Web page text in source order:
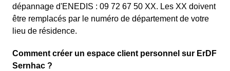
dépannage d'ENEDIS : 09 72 67 50 XX. Les XX doivent
être remplacés par le numéro de département de votre
lieu de résidence.
Comment créer un espace client personnel sur ErDF
Sernhac ?